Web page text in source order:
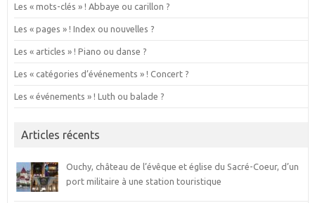
Les « mots-clés » ! Abbaye ou carillon ?
Les « pages » ! Index ou nouvelles ?
Les « articles » ! Piano ou danse ?
Les « catégories d’événements » ! Concert ?
Les « événements » ! Luth ou balade ?
Articles récents
Ouchy, château de l’évêque et église du Sacré-Coeur, d’un
port militaire à une station touristique